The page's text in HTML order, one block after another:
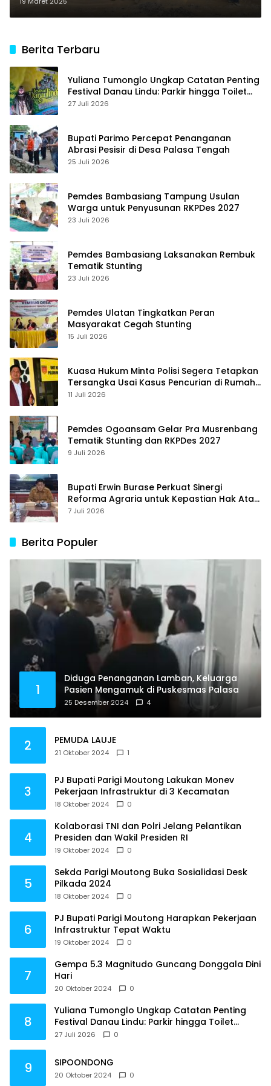
Ogoansam
Berita Terbaru
Yuliana Tumonglo Ungkap Catatan Penting
Festival Danau Lindu: Parkir hingga Toilet
Harus Jadi Prioritas
27 Juli 2026
Bupati Parimo Percepat Penanganan
Abrasi Pesisir di Desa Palasa Tengah
25 Juli 2026
Pemdes Bambasiang Tampung Usulan
Warga untuk Penyusunan RKPDes 2027
23 Juli 2026
Pemdes Bambasiang Laksanakan Rembuk
Tematik Stunting
23 Juli 2026
Pemdes Ulatan Tingkatkan Peran
Masyarakat Cegah Stunting
15 Juli 2026
Kuasa Hukum Minta Polisi Segera Tetapkan
Tersangka Usai Kasus Pencurian di Rumah
Anggota Dewan Bantul di Sigi Naik
11 Juli 2026
Pemdes Ogoansam Gelar Pra Musrenbang
Tematik Stunting dan RKPDes 2027
9 Juli 2026
Bupati Erwin Burase Perkuat Sinergi
Reforma Agraria untuk Kepastian Hak Atas
Tanah bagi Masyarakat
7 Juli 2026
Berita Populer
1
Diduga Penanganan Lamban, Keluarga
Pasien Mengamuk di Puskesmas Palasa
25 Desember 2024 4
2 PEMUDA LAUJE
21 Oktober 2024 1
3
PJ Bupati Parigi Moutong Lakukan Monev
Pekerjaan Infrastruktur di 3 Kecamatan
18 Oktober 2024 0
4
Kolaborasi TNI dan Polri Jelang Pelantikan
Presiden dan Wakil Presiden RI
19 Oktober 2024 0
5
Sekda Parigi Moutong Buka Sosialidasi Desk
Pilkada 2024
18 Oktober 2024 0
6
PJ Bupati Parigi Moutong Harapkan Pekerjaan
Infrastruktur Tepat Waktu
19 Oktober 2024 0
7
Gempa 5.3 Magnitudo Guncang Donggala Dini
Hari
20 Oktober 2024 0
8
Yuliana Tumonglo Ungkap Catatan Penting
Festival Danau Lindu: Parkir hingga Toilet
Harus Jadi Prioritas
27 Juli 2026 0
9 SIPOONDONG
20 Oktober 2024 0